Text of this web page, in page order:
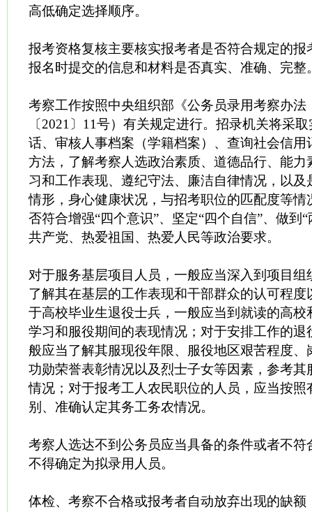
高低确定选择顺序。
报考资格复核主要核实报考者是否符合规定的报
报名时提交的信息和材料是否真实、准确、完整
考察工作按照中央组织部《公务员录用考察办法
〔2021〕11号）有关规定进行。招录机关将采
话、审核人事档案（学籍档案）、查询社会信用
方法，了解考察人选政治素质、道德品行、能力
习和工作表现、遵纪守法、廉洁自律情况，以及
情形，身心健康状况，与招考职位的匹配度等情
否符合增强“四个意识”、坚定“四个自信”、做到
共产党、热爱祖国、热爱人民等政治要求。
对于服务基层项目人员，一般应当深入到项目组
了解其在基层的工作表现和干部群众的认可程度
于高校毕业生退役士兵，一般应当到就读的高校
学习和服役期间的表现情况；对于安排工作的退
般应当了解其服现役年限、服役地区艰苦程度、
功勋荣誉表彰情况以及烈士子女等因素，参考其
情况；对于报考工人农民职位的人员，应当按照
别、准确认定其务工务农情况。
考察人选达不到公务员应当具备的条件或者不符
不得确定为拟录用人员。
体检、考察不合格或报考者自动放弃出现的缺额